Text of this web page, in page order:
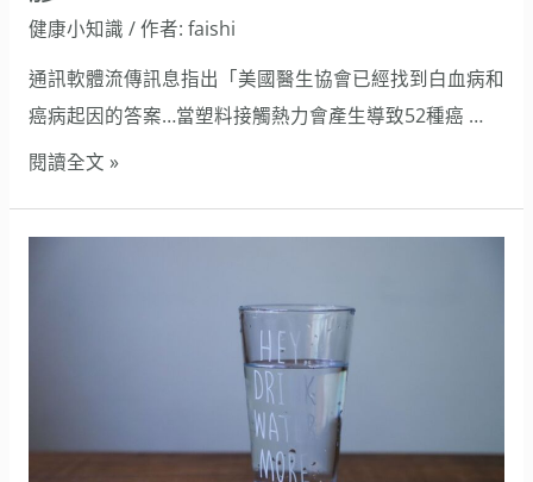
健康小知識 / 作者: faishi
通訊軟體流傳訊息指出「美國醫生協會已經找到白血病和
癌病起因的答案…當塑料接觸熱力會產生導致52種癌 …
塑
膠
閱讀全文 »